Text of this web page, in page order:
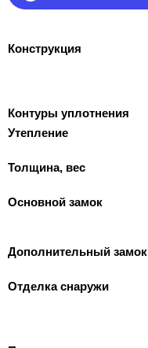
Конструкция
Контуры уплотнения
Утепление
Толщина, вес
Основной замок
Дополнительный замок
Отделка снаружи